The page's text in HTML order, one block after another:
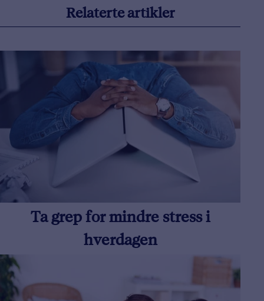
Relaterte artikler
Ta grep for mindre stress i
hverdagen